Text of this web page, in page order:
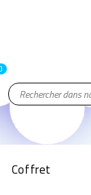
Coffret